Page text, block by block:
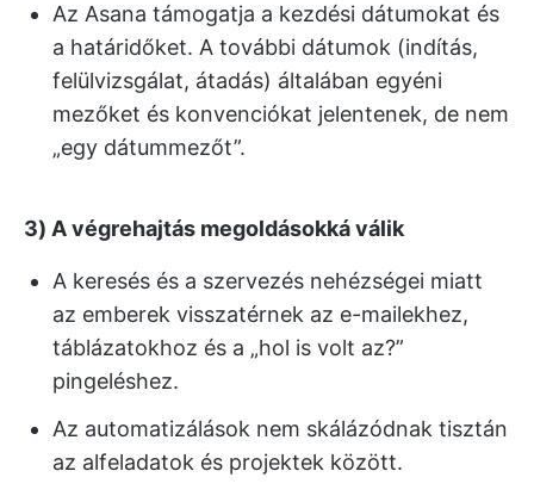
Az Asana támogatja a kezdési dátumokat és
a határidőket. A további dátumok (indítás,
felülvizsgálat, átadás) általában egyéni
mezőket és konvenciókat jelentenek, de nem
„egy dátummezőt”.
3) A végrehajtás megoldásokká válik
A keresés és a szervezés nehézségei miatt
az emberek visszatérnek az e-mailekhez,
táblázatokhoz és a „hol is volt az?”
pingeléshez.
Az automatizálások nem skálázódnak tisztán
az alfeladatok és projektek között.